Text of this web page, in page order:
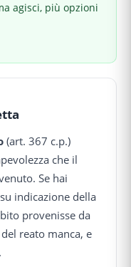
agisci, più opzioni
(art. 367 c.p.)
che il
Se hai
indicazione della
provenisse da
reato manca, e